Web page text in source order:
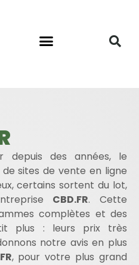
depuis des années, le
sites de vente en ligne
certains sortent du lot,
CBD.FR. Cette
complètes et des
plus : leurs prix très
notre avis en plus
, pour votre plus grand